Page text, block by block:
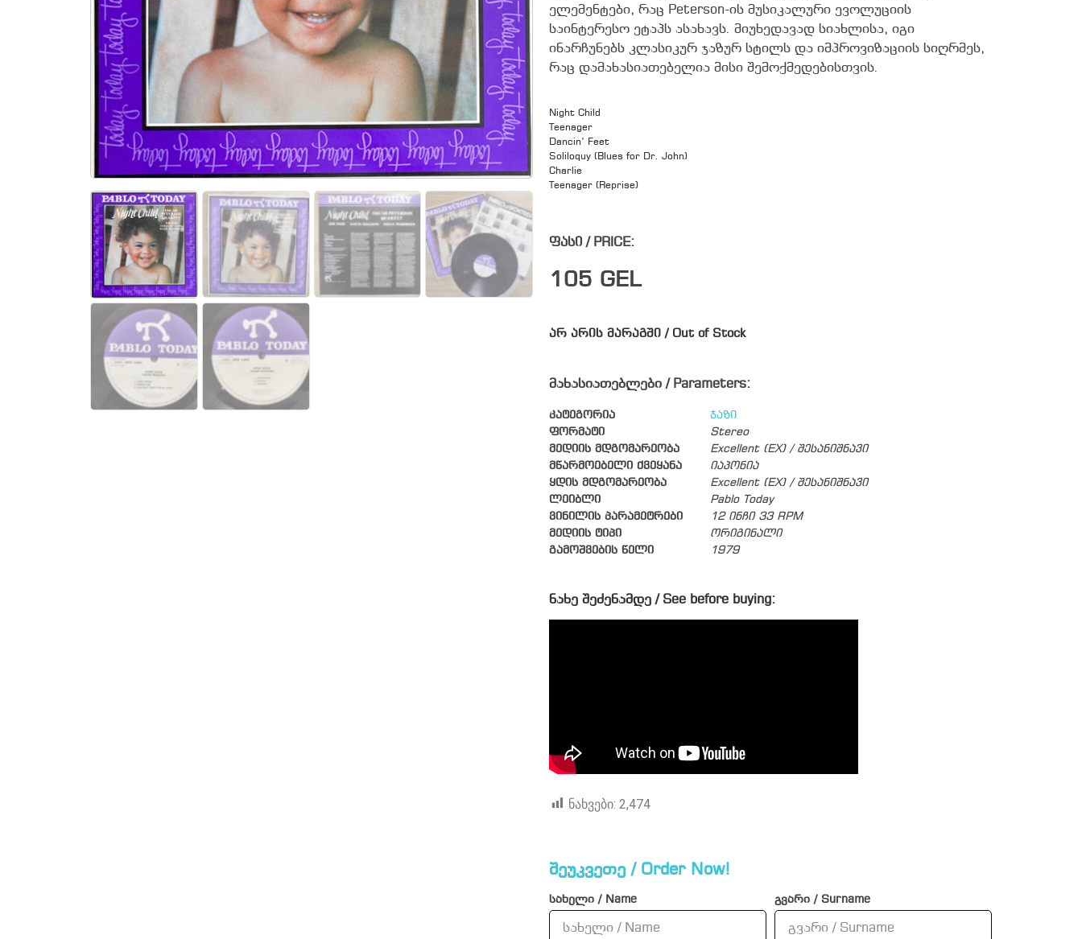
ელემენტები, რაც Peterson-ის მუსიკალური ევოლუციის
საინტერესო ეტაპს ასახავს. მიუხედავად სიახლისა, იგი
ინარჩუნებს კლასიკურ ჯაზურ სტილს და იმპროვიზაციის სიღრმეს,
რაც დამახასიათებელია მისი შემოქმედებისთვის.
Night Child
Teenager
Dancin’ Feet
Soliloquy (Blues for Dr. John)
Charlie
Teenager (Reprise)
ფასი / PRICE:
105 GEL
არ არის მარაგში / Out of Stock
მახასიათებლები / Parameters:
კატეგორია
ჯაზი
ფორმატი
Stereo
მედიის მდგომარეობა
Excellent (EX) / შესანიშნავი
მწარმოებელი ქვეყანა
იაპონია
ყდის მდგომარეობა
Excellent (EX) / შესანიშნავი
ლეიბლი
Pablo Today
ვინილის პარამეტრები
12 ინჩი 33 RPM
მედიის ტიპი
ორიგინალი
გამოშვების წელი
1979
ნახე შეძენამდე / See before buying:
ნახვები: 2,474
შეუკვეთე / Order Now!
სახელი / Name გვარი / Surname